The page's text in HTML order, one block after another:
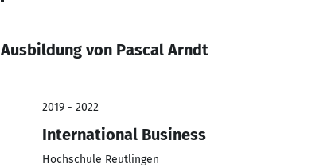
Ausbildung von Pascal Arndt
2019 - 2022
International Business
Hochschule Reutlingen